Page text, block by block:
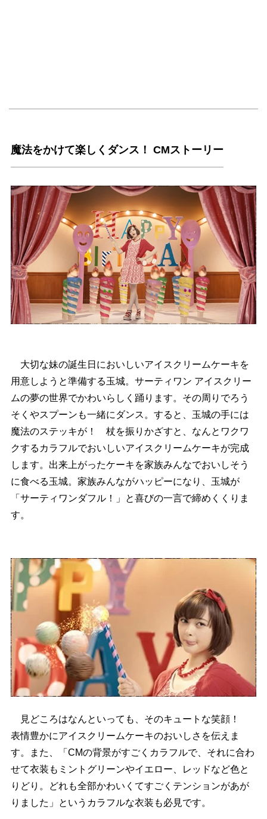
魔法をかけて楽しくダンス！ CMストーリー
大切な妹の誕生日においしいアイスクリームケーキを
用意しようと準備する玉城。サーティワン アイスクリー
ムの夢の世界でかわいらしく踊ります。その周りでろう
そくやスプーンも一緒にダンス。すると、玉城の手には
魔法のステッキが！ 杖を振りかざすと、なんとワクワ
クするカラフルでおいしいアイスクリームケーキが完成
します。出来上がったケーキを家族みんなでおいしそう
に食べる玉城。家族みんながハッピーになり、玉城が
「サーティワンダフル！」と喜びの一言で締めくくりま
す。
見どころはなんといっても、そのキュートな笑顔！
表情豊かにアイスクリームケーキのおいしさを伝えま
す。また、「CMの背景がすごくカラフルで、それに合わ
せて衣装もミントグリーンやイエロー、レッドなど色と
りどり。どれも全部かわいくてすごくテンションがあが
りました」というカラフルな衣装も必見です。